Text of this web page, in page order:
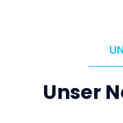
Unser